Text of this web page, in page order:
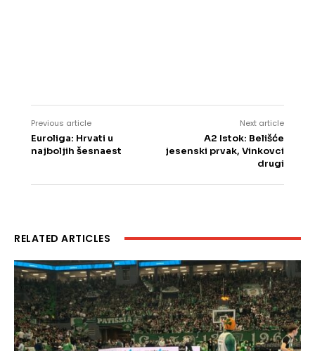
Previous article
Euroliga: Hrvati u
najboljih šesnaest
Next article
A2 Istok: Belišće
jesenski prvak, Vinkovci
drugi
RELATED ARTICLES